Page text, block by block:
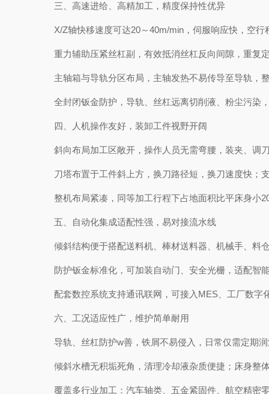
三、高速进给、高精加工，精度保持性优异
X/Z轴快移速度可达20～40m/min，伺服响应快，空行
重力辅助压紧丝杠副，有效抵消丝杠反向间隙，重复
主轴箱与导轨分区布局，主轴发热不易传导至导轨，
全封闭钣金防护，导轨、丝杠远离切削液、粉尘污染
四、人机操作友好，装卸工件视野开阔
斜向布局加工区敞开，操作人员无需弯腰，装夹、调
刀塔布置于工件斜上方，换刀路径短，换刀速度快；支
整机布局紧凑，同等加工行程下占地面积比平床身小
五、自动化集成适配性强，易对接流水线
倾斜结构便于搭配送料机、棒材送料器、机械手、料
防护钣金标准化，可加装自动门、安全光栅，适配智
配套数控系统支持通讯联网，可接入MES、工厂数字
六、工况适应性广，维护简单耐用
导轨、丝杠防护w善，铁屑不易侵入，日常仅需定期润
倾斜水槽无积垢死角，清理冷却液杂质便捷；床身整
覆盖多行业加工：汽车轴类、五金紧固件、航空精密